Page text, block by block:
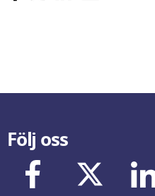
Följ oss